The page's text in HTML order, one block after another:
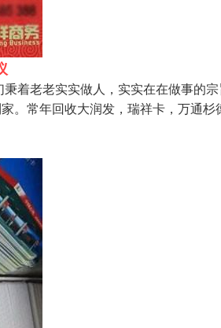
着老老实实做人，实实在在做事的
。常年回收大润发，瑞祥卡，万通